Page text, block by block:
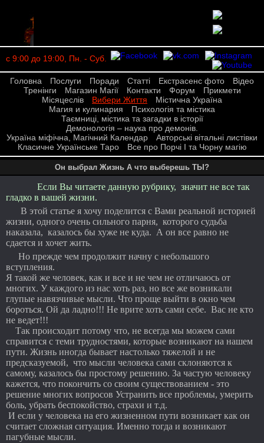
с 9:00 до 19:00, Пн. - Суб.
Головна Послуги Поради Статті Екстрасенс фото
Відео
Тренінги
Магазин Магії Контакти Форум
Прикмети
Місяцеслів
Вибери Життя
Містична Україна
Магия и кулинария
Психологія та містика
Таємниці, містика та загадки в історії
Демонологія – наука про демонів.
Україна міфічна, Магічний Календар
Авторські вітальні листівки
Класичне Українське Таро
Все про Порчі І та Чорну магію
Он выбрал Жизнь А что выберешь ТЫ?
Если Вы читаете данную рубрику, значит не все так
гладко в вашей жизни.
В этой статье я хочу поделится с Вами реальной историей
жизни, одного очень сильного парня, которого судьба
наказала, казалось бы хуже не куда. А он все равно не
сдается и хочет жить.
Но прежде чем продолжит начну с небольшого
вступления.
Я такой же человек, как и все и не чем не отличаюсь от
многих. У каждого из нас хоть раз, но все же возникали
глупые навязчивые мысли. Что проще выйти в окно чем
бороться. Ой да ладно!!! Не врите хоть сами себе. Вас не кто
не ведет!!!
Так происходит потому что, не всегда мы можем сами
справится с теми трудностями, которые возникают на нашем
пути. Жизнь иногда бывает настолько тяжелой и не
предсказуемой, что мысли человека сами склоняются к
самому, казалось бы простому решению. За частую человеку
кажется, что покончить со своим существованием - это
решение многих вопросов Устранить все проблемы, умерить
боль, убрать беспокойство, страхи и т.д.
И если у человека на его жизненном пути возникает как он
считает сложная ситуация. Именно тогда и возникают
пагубные мысли.